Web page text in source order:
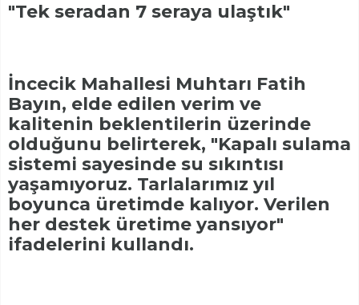
"Tek seradan 7 seraya ulaştık"
İncecik Mahallesi Muhtarı Fatih
Bayın, elde edilen verim ve
kalitenin beklentilerin üzerinde
olduğunu belirterek, "Kapalı sulama
sistemi sayesinde su sıkıntısı
yaşamıyoruz. Tarlalarımız yıl
boyunca üretimde kalıyor. Verilen
her destek üretime yansıyor"
ifadelerini kullandı.